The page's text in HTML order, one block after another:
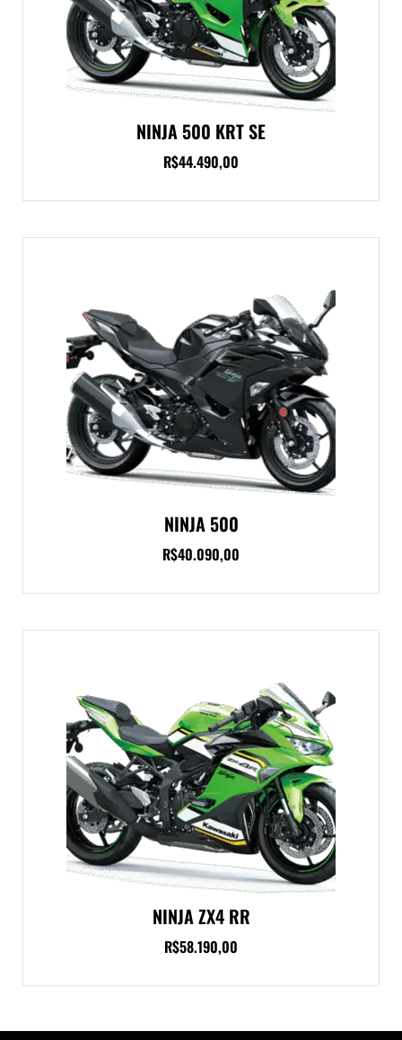
NINJA 500 KRT SE
R$44.490,00
NINJA 500
R$40.090,00
NINJA ZX4 RR
R$58.190,00